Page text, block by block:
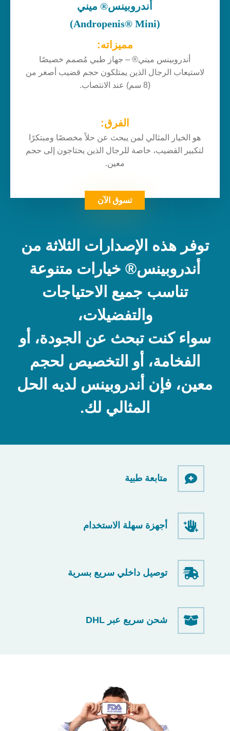
أندروبينس® ميني
(Andropenis® Mini)
مميزاته:
أندروبينس ميني® – جهاز طبي مُصمم خصيصًا
لاستيعاب الرجال الذين يمتلكون حجم قضيب أصغر من
(8 سم) عند الانتصاب.
الفرق:
هو الخيار المثالي لمن يبحث عن حلاً مخصصًا ومبتكرًا
لتكبير القضيب، خاصة للرجال الذين يحتاجون إلى حجم
معين.
تسوق الآن
توفر هذه الإصدارات الثلاثة من
أندروبينس® خيارات متنوعة
تناسب جميع الاحتياجات
والتفضيلات،
سواء كنت تبحث عن الجودة، أو
الفخامة، أو التخصيص لحجم
معين، فإن أندروبينس لديه الحل
المثالي لك.
متابعة طبية
أجهزة سهلة الاستخدام
توصيل داخلي سريع بسرية
شحن سريع عبر DHL